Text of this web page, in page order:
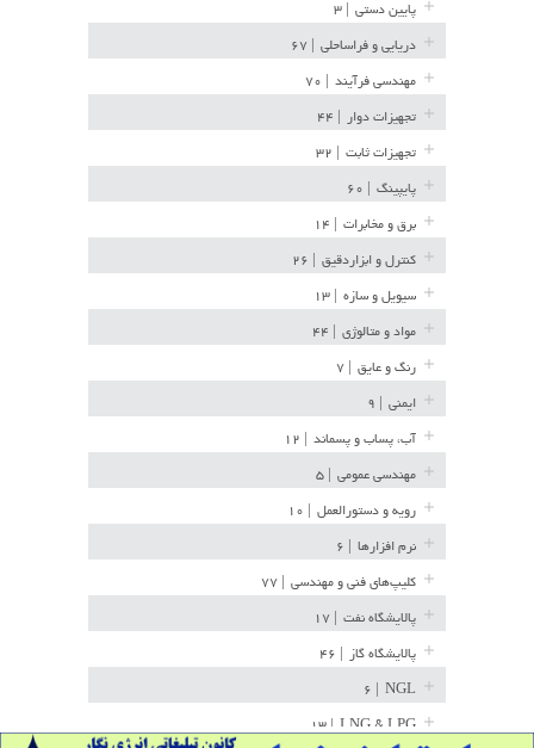
پایین دستی
دریایی و فراساحلی
مهندسی فرآیند
تجهیزات دوار
تجهیزات ثابت
پایپینگ
برق و مخابرات
کنترل و ابزاردقیق
سیویل و سازه
مواد و متالوژی
رنگ و عایق
ایمنی
آب، پساب و پسماند
مهندسی عمومی
رویه و دستورالعمل
نرم افزارها
کلیپ‌های فنی و مهندسی
پالایشگاه نفت
پالایشگاه گاز
NGL
LNG & LPG | ۱۳